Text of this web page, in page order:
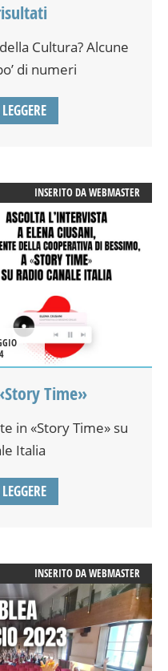
Cultura? Alcune
di numeri
INSERITO DAWEBMASTER
Time»
in «Story Time» su
Italia
INSERITO DAWEBMASTER